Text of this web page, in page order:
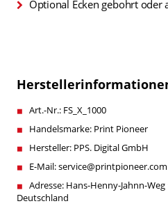
Optional Ecken gebohrt oder
Art.-Nr.: FS_X_1000
Handelsmarke: Print Pioneer
Hersteller: PPS. Digital GmbH
E-Mail: service@printpioneer.com
Adresse: Hans-Henny-Jahnn-
Deutschland